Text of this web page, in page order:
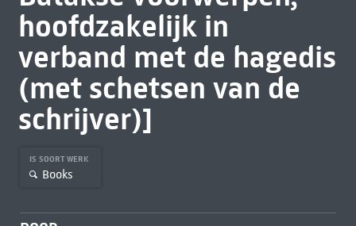
hoofdzakelijk in
verband met de hagedis
(met schetsen van de
schrijver)]
IS SOORT WERK
Books